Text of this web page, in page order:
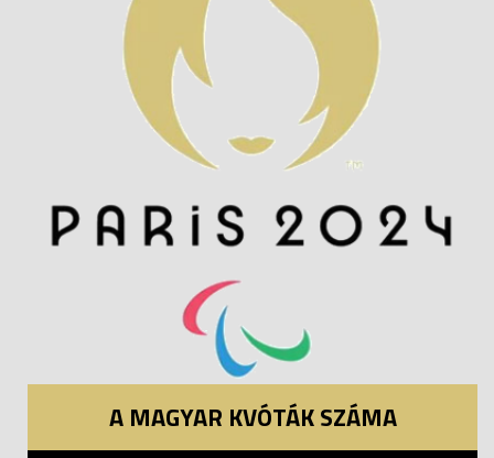
A MAGYAR KVÓTÁK SZÁMA